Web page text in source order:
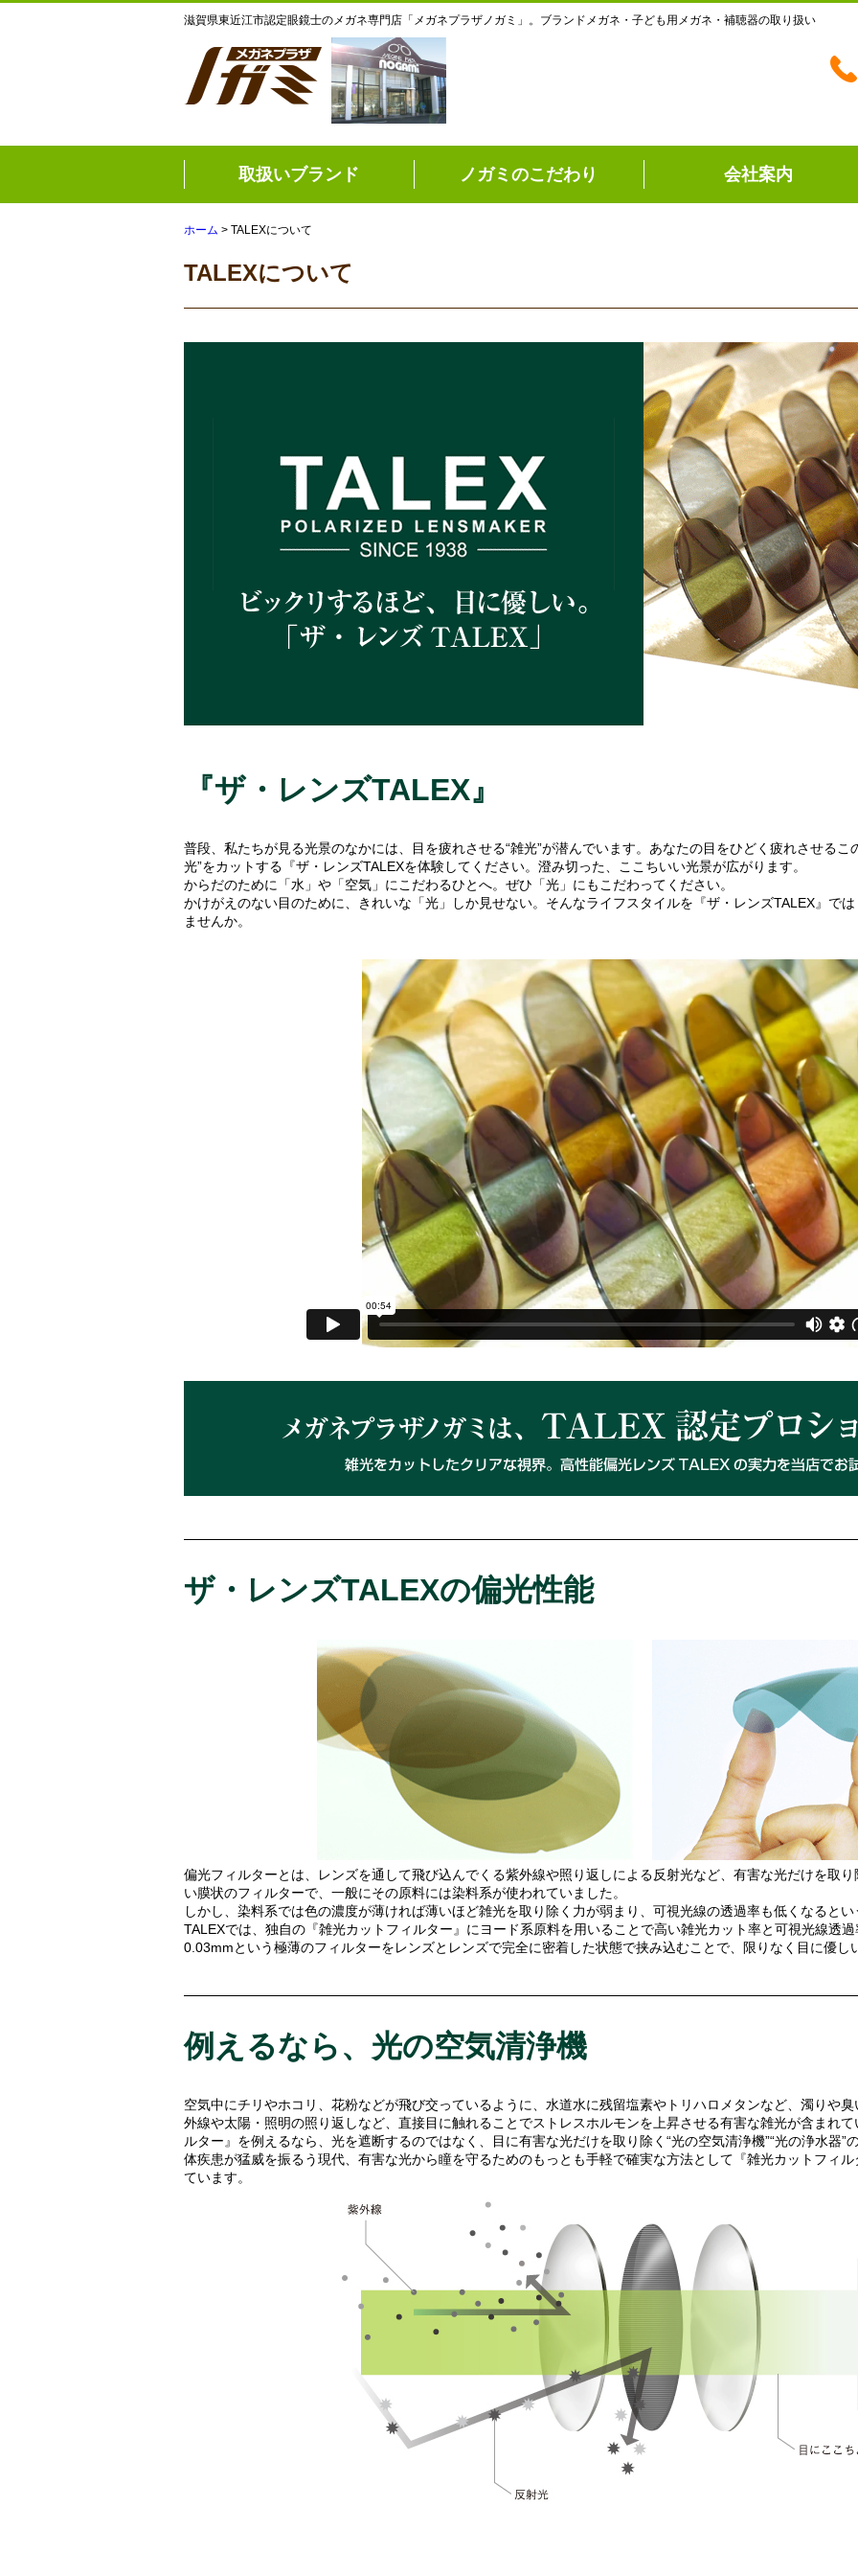
滋賀県東近江市認定眼鏡士のメガネ専門店「メガネプラザノガミ」。ブランドメガネ・子ども用メガネ・補聴器の取り扱い
取扱いブランド ノガミのこだわり 会社案内
ホーム > TALEXについて
TALEXについて
『ザ・レンズTALEX』
普段、私たちが見る光景のなかには、目を疲れさせる“雑光”が潜んでいます。あなたの目をひどく疲れさせるこ
光”をカットする『ザ・レンズTALEXを体験してください。澄み切った、ここちいい光景が広がります。
からだのために「水」や「空気」にこだわるひとへ。ぜひ「光」にもこだわってください。
かけがえのない目のために、きれいな「光」しか見せない。そんなライフスタイルを『ザ・レンズTALEX』では
ませんか。
ザ・レンズTALEXの偏光性能
偏光フィルターとは、レンズを通して飛び込んでくる紫外線や照り返しによる反射光など、有害な光だけを取
い膜状のフィルターで、一般にその原料には染料系が使われていました。
しかし、染料系では色の濃度が薄ければ薄いほど雑光を取り除く力が弱まり、可視光線の透過率も低くなると
TALEXでは、独自の『雑光カットフィルター』にヨード系原料を用いることで高い雑光カット率と可視光線透
0.03mmという極薄のフィルターをレンズとレンズで完全に密着した状態で挟み込むことで、限りなく目に優し
例えるなら、光の空気清浄機
空気中にチリやホコリ、花粉などが飛び交っているように、水道水に残留塩素やトリハロメタンなど、濁りや
外線や太陽・照明の照り返しなど、直接目に触れることでストレスホルモンを上昇させる有害な雑光が含まれ
ルター』を例えるなら、光を遮断するのではなく、目に有害な光だけを取り除く“光の空気清浄機”“光の浄水器
体疾患が猛威を振るう現代、有害な光から瞳を守るためのもっとも手軽で確実な方法として『雑光カットフィ
ています。